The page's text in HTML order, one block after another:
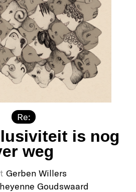
Re:
is nog
weg
Gerben Willers
Goudswaard